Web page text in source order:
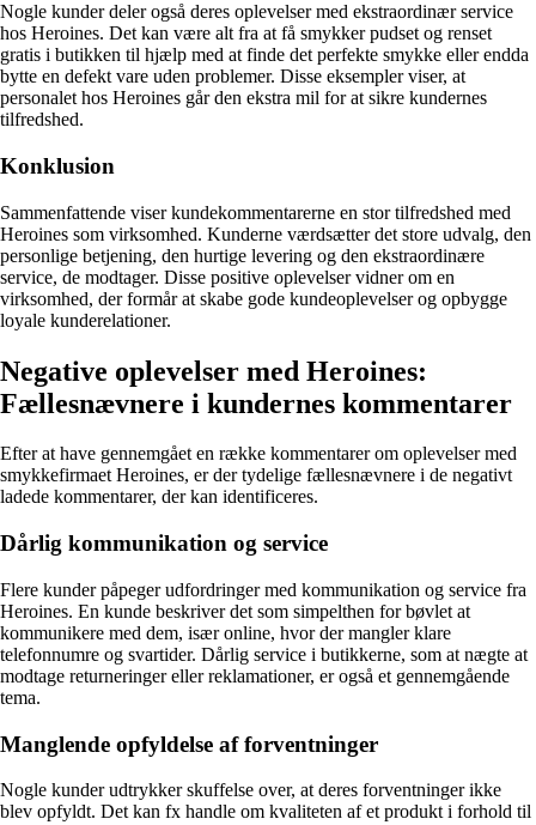
Nogle kunder deler også deres oplevelser med ekstraordinær service
hos Heroines. Det kan være alt fra at få smykker pudset og renset
gratis i butikken til hjælp med at finde det perfekte smykke eller endda
bytte en defekt vare uden problemer. Disse eksempler viser, at
personalet hos Heroines går den ekstra mil for at sikre kundernes
tilfredshed.
Konklusion
Sammenfattende viser kundekommentarerne en stor tilfredshed med
Heroines som virksomhed. Kunderne værdsætter det store udvalg, den
personlige betjening, den hurtige levering og den ekstraordinære
service, de modtager. Disse positive oplevelser vidner om en
virksomhed, der formår at skabe gode kundeoplevelser og opbygge
loyale kunderelationer.
Negative oplevelser med Heroines:
Fællesnævnere i kundernes kommentarer
Efter at have gennemgået en række kommentarer om oplevelser med
smykkefirmaet Heroines, er der tydelige fællesnævnere i de negativt
ladede kommentarer, der kan identificeres.
Dårlig kommunikation og service
Flere kunder påpeger udfordringer med kommunikation og service fra
Heroines. En kunde beskriver det som simpelthen for bøvlet at
kommunikere med dem, især online, hvor der mangler klare
telefonnumre og svartider. Dårlig service i butikkerne, som at nægte at
modtage returneringer eller reklamationer, er også et gennemgående
tema.
Manglende opfyldelse af forventninger
Nogle kunder udtrykker skuffelse over, at deres forventninger ikke
blev opfyldt. Det kan fx handle om kvaliteten af et produkt i forhold til